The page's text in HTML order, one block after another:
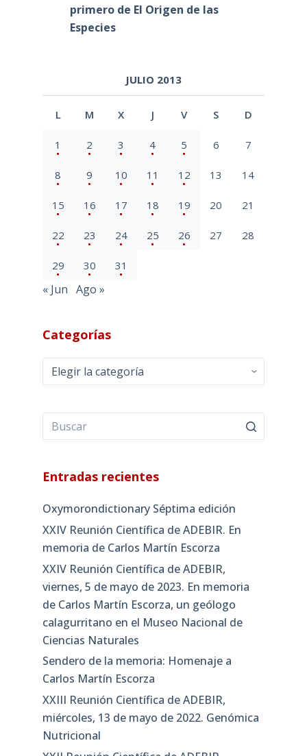
primero de El Origen de las
Especies
JULIO 2013
L M X J V S D
1 2 3 4 5 6 7
8 9 10 11 12 13 14
15 16 17 18 19 20 21
22 23 24 25 26 27 28
29 30 31
« Jun Ago »
Categorías
Categorías
Entradas recientes
Oxymorondictionary Séptima edición
XXIV Reunión Científica de ADEBIR. En
memoria de Carlos Martín Escorza
XXIV Reunión Científica de ADEBIR,
viernes, 5 de mayo de 2023. En memoria
de Carlos Martín Escorza, un geólogo
calagurritano en el Museo Nacional de
Ciencias Naturales
Sendero de la memoria: Homenaje a
Carlos Martín Escorza
XXIII Reunión Científica de ADEBIR,
miércoles, 13 de mayo de 2022. Genómica
Nutricional